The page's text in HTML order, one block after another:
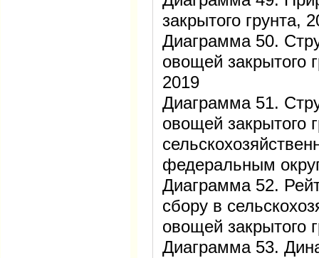
закрытого грунта,
Диаграмма 50.
овощей закрытого
2019
Диаграмма 51.
овощей закрытого
федеральным
Диаграмма 52.
сбору в
овощей закрытого
Диаграмма 53.